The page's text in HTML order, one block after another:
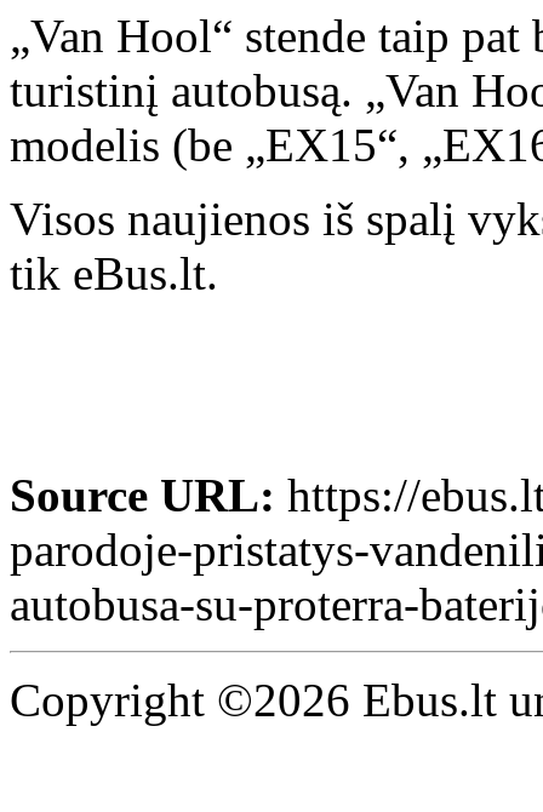
„Van Hool“ stende taip
turistinį autobusą. „Van
modelis (be „EX15“,
Visos naujienos iš spalį
tik eBus.lt.
Source URL: https://
parodoje-pristatys-
autobusa-su-proterra-
Copyright ©2026 Ebus.lt